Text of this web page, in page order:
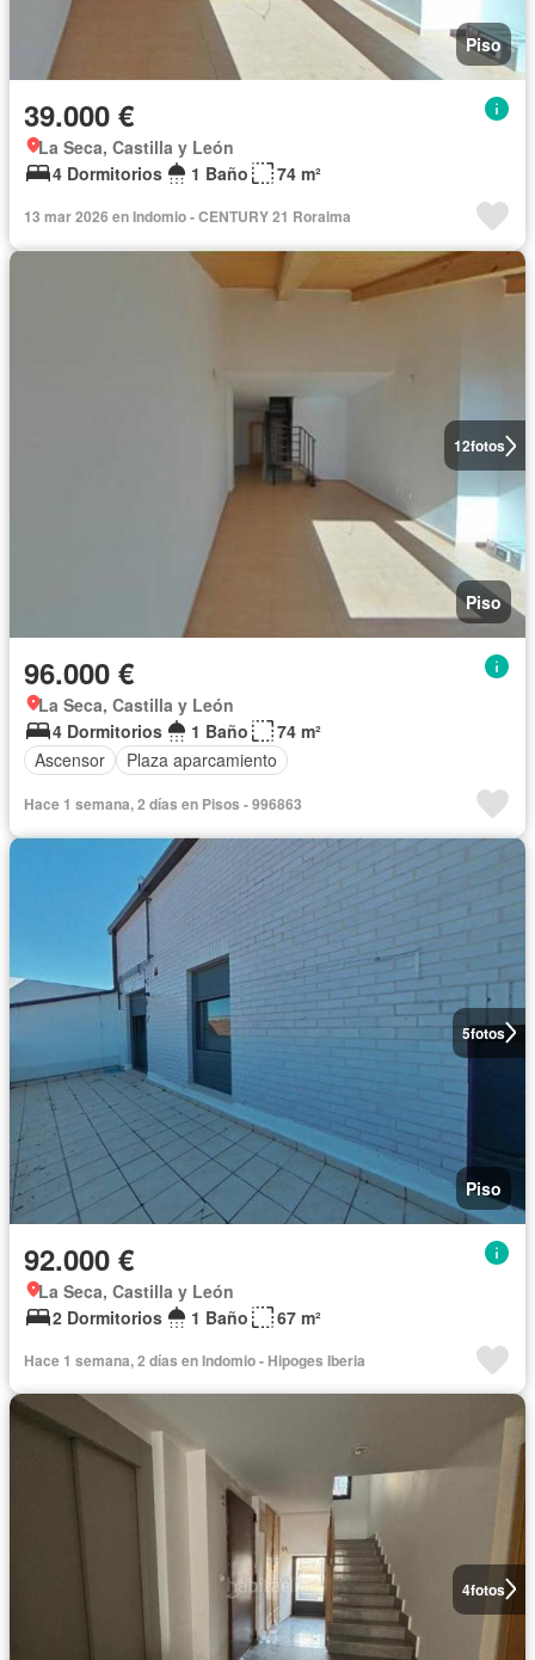
Piso
39.000 €
La Seca, Castilla y León
4 Dormitorios
1 Baño 74 m²
13 mar 2026 en Indomio - CENTURY 21 Roraima
12fotos
Piso
96.000 €
La Seca, Castilla y León
4 Dormitorios
1 Baño
74 m²
Ascensor
Plaza aparcamiento
Hace 1 semana, 2 días en Pisos - 996863
5fotos
Piso
92.000 €
La Seca, Castilla y León
2 Dormitorios
1 Baño 67 m²
Hace 1 semana, 2 días en Indomio - Hipoges Iberia
4fotos